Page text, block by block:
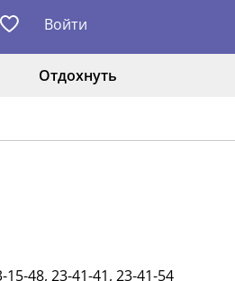
Войти
Отдохнуть
48, 23-41-41, 23-41-54